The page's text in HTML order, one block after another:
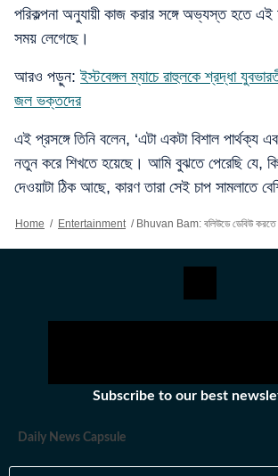
পরিকল্পনা অনুযায়ী কাজ করার সঙ্গে অভ্যস্ত হতে এই
সময় লেগেছে।
আরও পড়ুন:ইস্টবেঙ্গল ম্যাচে রাহুলকে শ্রদ্ধা
জল ভক্তদের
এই প্রসঙ্গে তিনি বলেন, ‘এটা একটা বিশাল পার্থক্য
নতুন করে শিখতে হয়েছে। আমি বুঝতে পেরেছি যে,
দেওয়াটা ঠিক আছে, কারণ তারা সেই চাপ সামলাতে
Home / Entertainment / Bhuvan Bam: বলিউডে ডেবিউ করতে চলেছেন ভুবন
Subscribe to our best
Daily News Capsule